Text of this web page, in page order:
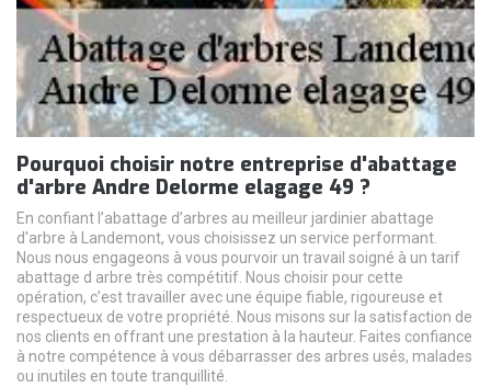
Pourquoi choisir notre entreprise d'abattage
d'arbre Andre Delorme elagage 49 ?
En confiant l’abattage d’arbres au meilleur jardinier abattage
d'arbre à Landemont, vous choisissez un service performant.
Nous nous engageons à vous pourvoir un travail soigné à un tarif
abattage d arbre très compétitif. Nous choisir pour cette
opération, c’est travailler avec une équipe fiable, rigoureuse et
respectueux de votre propriété. Nous misons sur la satisfaction de
nos clients en offrant une prestation à la hauteur. Faites confiance
à notre compétence à vous débarrasser des arbres usés, malades
ou inutiles en toute tranquillité.